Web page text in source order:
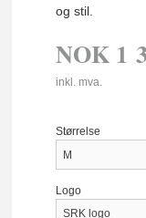
og stil.
NOK 1
inkl. mva.
Størrelse
Logo